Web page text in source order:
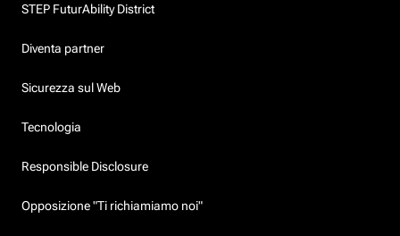
STEP FuturAbility District
Diventa partner
Sicurezza sul Web
Tecnologia
Responsible Disclosure
Opposizione "Ti richiamiamo noi"